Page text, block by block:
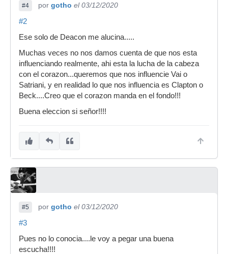
#4 por gotho el 03/12/2020
#2
Ese solo de Deacon me alucina.....
Muchas veces no nos damos cuenta de que nos esta
influenciando realmente, ahi esta la lucha de la cabeza
con el corazon...queremos que nos influencie Vai o
Satriani, y en realidad lo que nos influencia es Clapton o
Beck....Creo que el corazon manda en el fondo!!!
Buena eleccion si señor!!!!
#5 por gotho el 03/12/2020
#3
Pues no lo conocia....le voy a pegar una buena
escucha!!!!